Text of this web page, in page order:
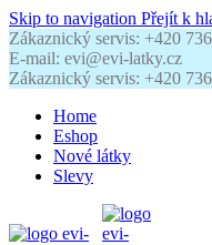
Skip to navigation Přejít k
Zákaznický servis: +420
E-mail: evi@evi-latky.cz
Zákaznický servis: +420
Home
Eshop
Nové látky
Slevy